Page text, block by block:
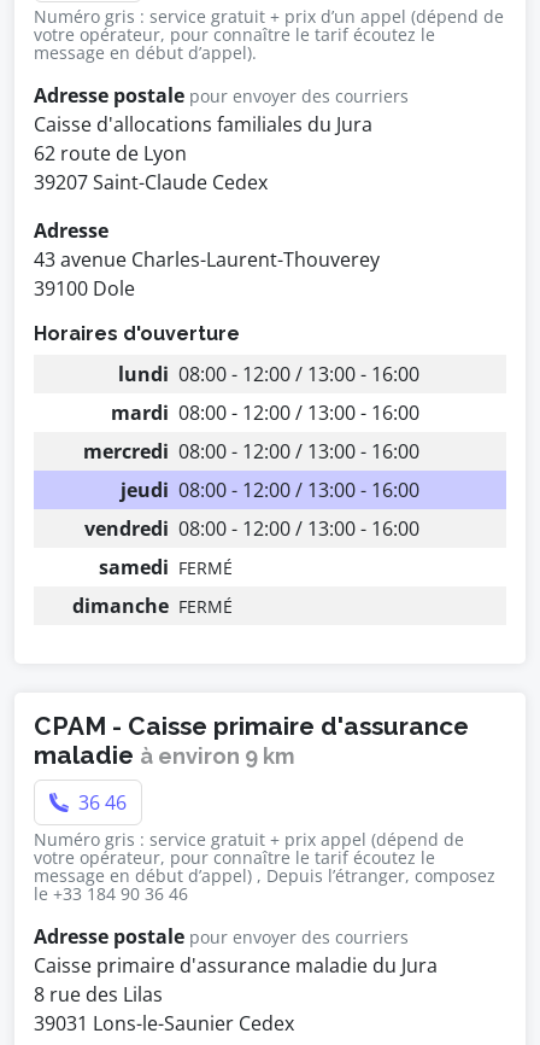
Numéro gris : service gratuit + prix d’un appel (dépend de
votre opérateur, pour connaître le tarif écoutez le
message en début d’appel).
Adresse postale pour envoyer des courriers
Caisse d'allocations familiales du Jura
62 route de Lyon
39207 Saint-Claude Cedex
Adresse
43 avenue Charles-Laurent-Thouverey
39100 Dole
Horaires d'ouverture
lundi 08:00 - 12:00 / 13:00 - 16:00
mardi 08:00 - 12:00 / 13:00 - 16:00
mercredi 08:00 - 12:00 / 13:00 - 16:00
jeudi 08:00 - 12:00 / 13:00 - 16:00
vendredi 08:00 - 12:00 / 13:00 - 16:00
samedi FERMÉ
dimanche FERMÉ
CPAM - Caisse primaire d'assurance
maladie à environ 9 km
36 46
Numéro gris : service gratuit + prix appel (dépend de
votre opérateur, pour connaître le tarif écoutez le
message en début d’appel) , Depuis l’étranger, composez
le +33 184 90 36 46
Adresse postale pour envoyer des courriers
Caisse primaire d'assurance maladie du Jura
8 rue des Lilas
39031 Lons-le-Saunier Cedex